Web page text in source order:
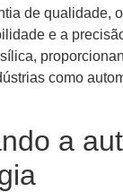
de qualidade,
e a
como
a